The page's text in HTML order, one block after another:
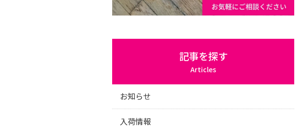
記事を探す
Articles
お知らせ
入荷情報